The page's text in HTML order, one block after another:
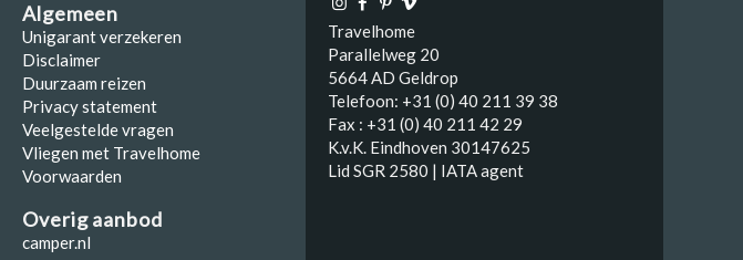
Algemeen
Unigarant verzekeren
Disclaimer
Duurzaam reizen
Privacy statement
Veelgestelde vragen
Vliegen met Travelhome
Voorwaarden
Overig aanbod
camper.nl
Travelhome
Parallelweg 20
5664 AD Geldrop
Telefoon: +31 (0) 40 211 39 38
Fax : +31 (0) 40 211 42 29
K.v.K. Eindhoven 30147625
Lid SGR 2580 | IATA agent